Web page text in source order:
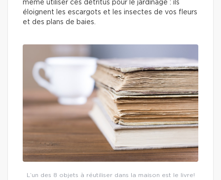
même utiliser ces détritus pour le jardinage : ils
éloignent les escargots et les insectes de vos fleurs
et des plans de baies.
L’un des 8 objets à réutiliser dans la maison est le livre!